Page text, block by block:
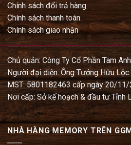
Chính sách đổi trả hàng
Chính sách thanh toán
Chính sách giao nhận
Chủ quản: Công Ty Cổ Phần Tam
Người đại diện: Ông Tưởng Hữu Lộc
MST: 5801182463 cấp ngày 20/
Nơi cấp: Sở kế hoạch & đầu tư Tỉnh
NHÀ HÀNG MEMORY TRÊN